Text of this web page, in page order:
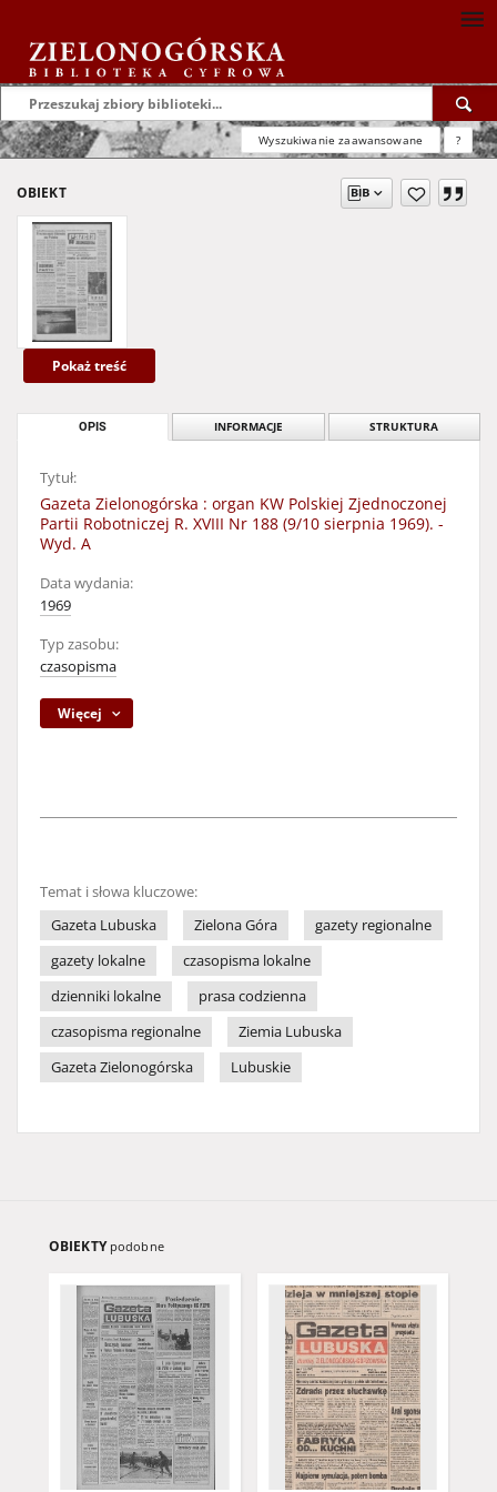
Wyszukiwanie zaawansowane ?
OBIEKT
Pokaż treść
OPIS INFORMACJE STRUKTURA
Tytuł:
Gazeta Zielonogórska : organ KW Polskiej Zjednoczonej
Partii Robotniczej R. XVIII Nr 188 (9/10 sierpnia 1969). -
Wyd. A
Data wydania:
1969
Typ zasobu:
czasopisma
Więcej
Temat i słowa kluczowe:
Gazeta Lubuska
Zielona Góra
gazety regionalne
gazety lokalne
czasopisma lokalne
dzienniki lokalne
prasa codzienna
czasopisma regionalne
Ziemia Lubuska
Gazeta Zielonogórska
Lubuskie
OBIEKTY podobne